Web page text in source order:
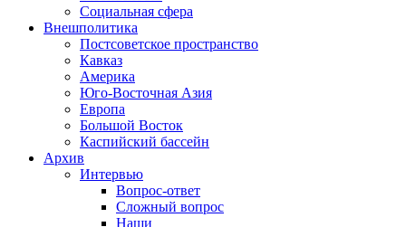
Социальная сфера
Внешполитика
Постсоветское пространство
Кавказ
Америка
Юго-Восточная Азия
Европа
Большой Восток
Каспийский бассейн
Архив
Интервью
Вопрос-ответ
Сложный вопрос
Наши